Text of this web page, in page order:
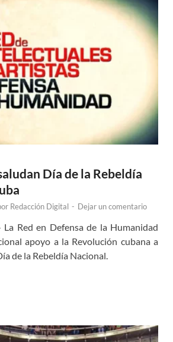
Día de la Rebeldía
Redacción Digital - Dejar un comentario
La Red en Defensa de la Humanidad
apoyo a la Revolución cubana a
de la Rebeldía Nacional.